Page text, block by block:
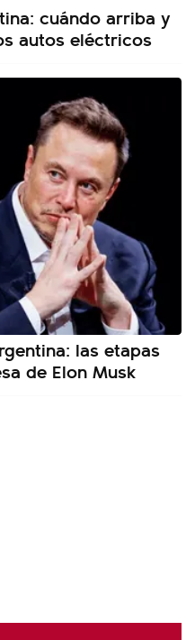
cuándo arriba y
autos eléctricos
las etapas
de Elon Musk